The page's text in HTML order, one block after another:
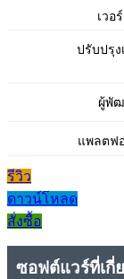
เวอ
ปรับปรุง
ผู้พั
แพลตฟ
รีวิว
ดาวน์โหลด
สั่งซื้อ
ซอฟต์แวร์ที่เกี่